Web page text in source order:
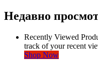
Недавно
Recently Viewed
track of your recent
Shop Now